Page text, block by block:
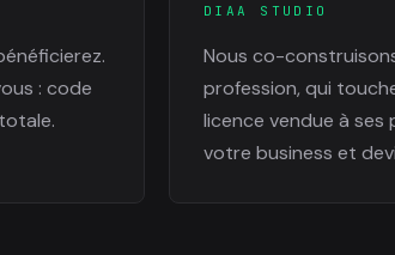
: code
DIAA STUDIO
Nous co-
profession, qui
licence vendue à
votre business et